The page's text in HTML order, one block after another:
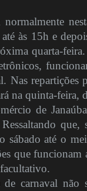
normalmente
às 15h e
quarta-feira.
Nas
na quinta-feira,
de
que,
sábado até o
que funcionam
carnaval não